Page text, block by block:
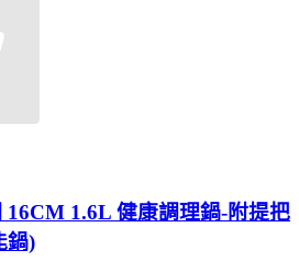
16CM 1.6L 健康調理鍋-附提把
鍋)